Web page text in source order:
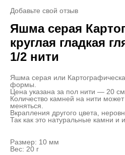
Добавьте свой отзыв
Яшма серая
круглая гладкая
1/2 нити
Яшма серая или
формы.
Цена указана за пол нити — 20
Количество камней на нити
меняться.
Вкрапления другого цвета,
Так как это натуральные камни и
Размер: 10 мм
Вес: 20 г